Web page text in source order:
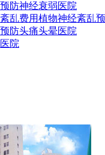
防神经衰弱医院
乱费用植物神经紊乱
防头痛头晕医院
院